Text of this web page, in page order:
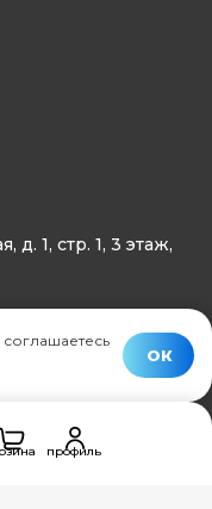
д. 1, стр. 1, 3 этаж,
техники,
профиль
ОК